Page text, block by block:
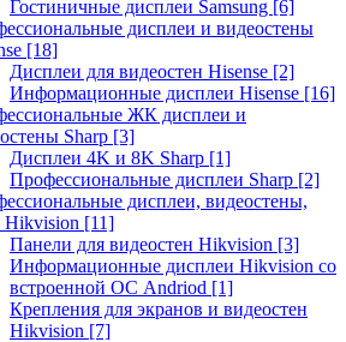
Гостиничные дисплеи Samsung [6]
дисплеи и видеостены
[18]
Дисплеи для видеостен Hisense [2]
Информационные дисплеи Hisense [16]
ЖК дисплеи и
Sharp [3]
Дисплеи 4K и 8K Sharp [1]
Профессиональные дисплеи Sharp [2]
дисплеи, видеостены,
[11]
Панели для видеостен Hikvision [3]
Информационные дисплеи Hikvision со
встроенной ОС Andriod [1]
Крепления для экранов и видеостен
Hikvision [7]